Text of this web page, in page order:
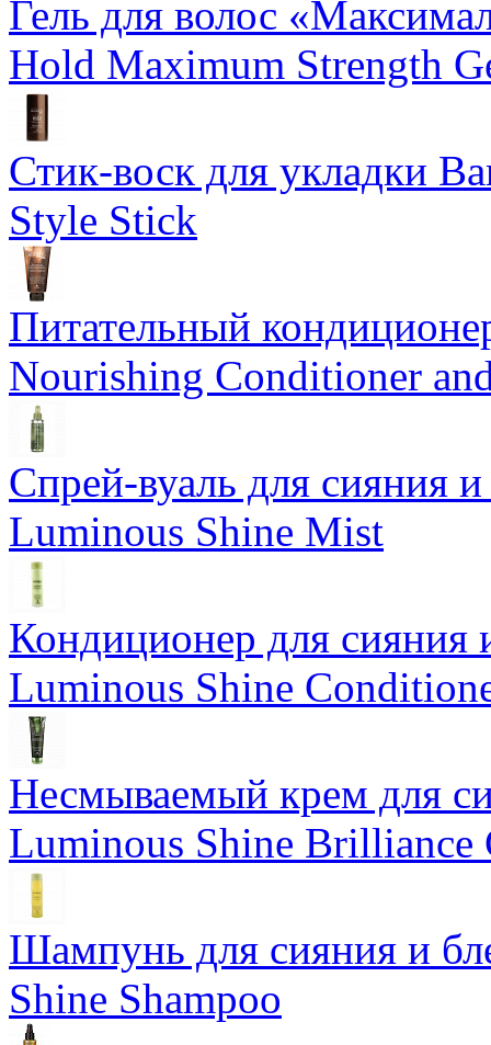
Гель для волос
Hold Maximum Strength
Стик-воск для укладки
Style Stick
Питательный
Nourishing Conditioner
Спрей-вуаль для сияния
Luminous Shine Mist
Кондиционер для сияния
Luminous Shine
Несмываемый крем для
Luminous Shine Brilliance
Шампунь для сияния и
Shine Shampoo